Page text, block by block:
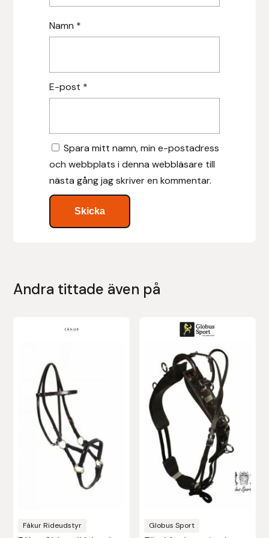
Namn *
E-post *
Spara mitt namn, min e-postadress
och webbplats i denna webbläsare till
nästa gång jag skriver en kommentar.
Andra tittade även på
Fákur Rideudstyr Globus Sport
Mias Ridsport
Mountain Horse
Muck Boot Company
PAVO
Pharmakas
Professional’s Choice